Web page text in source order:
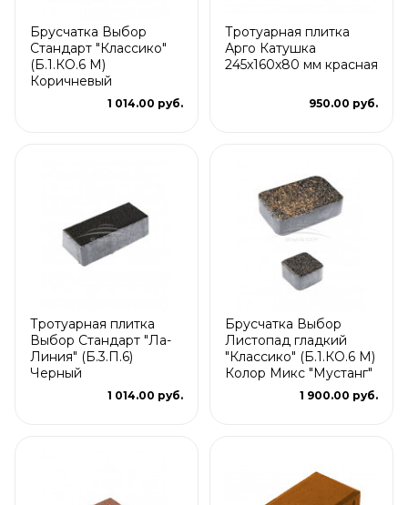
Брусчатка Выбор
Стандарт "Классико"
(Б.1.КО.6 М)
Коричневый
1 014.00 руб.
Тротуарная плитка
Арго Катушка
245x160x80 мм красная
950.00 руб.
Тротуарная плитка
Выбор Стандарт "Ла-
Линия" (Б.3.П.6)
Черный
1 014.00 руб.
Брусчатка Выбор
Листопад гладкий
"Классико" (Б.1.КО.6 М)
Колор Микс "Мустанг"
1 900.00 руб.